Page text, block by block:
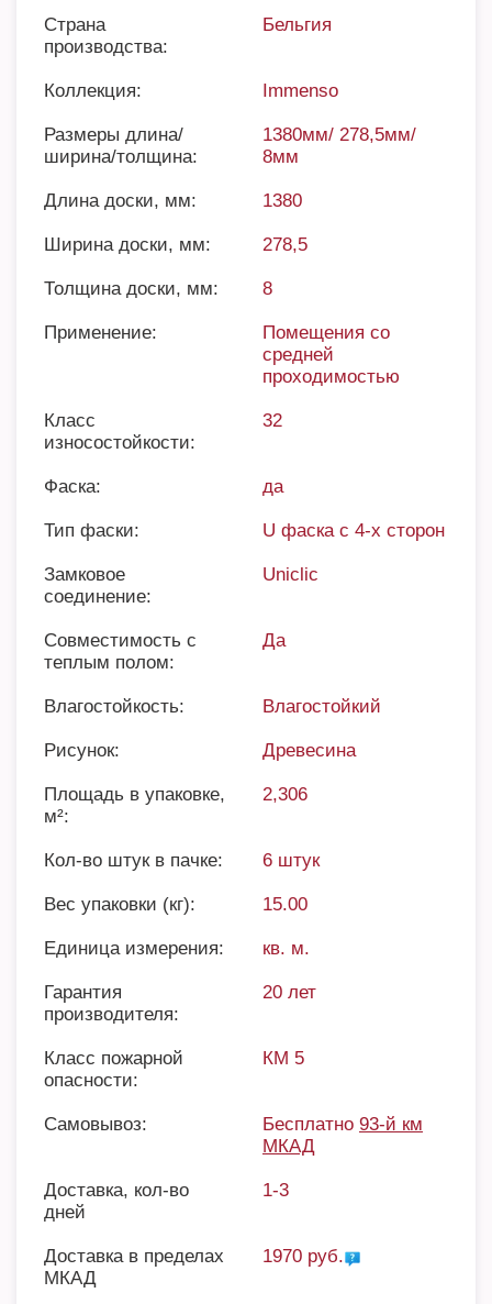
Страна
производства:
Бельгия
Коллекция: Immenso
Размеры длина/
ширина/толщина:
1380мм/ 278,5мм/
8мм
Длина доски, мм: 1380
Ширина доски, мм: 278,5
Толщина доски, мм: 8
Применение:
Помещения со
средней
проходимостью
Класс
износостойкости:
32
Фаска: да
Тип фаски: U фаска с 4-х сторон
Замковое
соединение:
Uniclic
Совместимость с
теплым полом:
Да
Влагостойкость: Влагостойкий
Рисунок: Древесина
Площадь в упаковке,
м²:
2,306
Кол-во штук в пачке: 6 штук
Вес упаковки (кг): 15.00
Единица измерения: кв. м.
Гарантия
производителя:
20 лет
Класс пожарной
опасности:
КМ 5
Самовывоз: Бесплатно 93-й км
МКАД
Доставка, кол-во
дней
1-3
Доставка в пределах
МКАД
1970 руб.